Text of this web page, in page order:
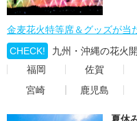
金麦花火特等席＆グッズが当
CHECK!
九州・沖縄の花火
福岡
佐賀
宮崎
鹿児島